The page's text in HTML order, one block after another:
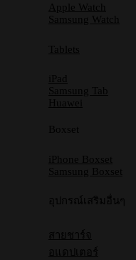
Apple Watch
Samsung Watch
Tablets
iPad
Samsung Tab
Huawei
Boxset
iPhone Boxset
Samsung Boxset
อุปกรณ์เสริมอื่นๆ
สายชาร์จ
อแดปเตอร์